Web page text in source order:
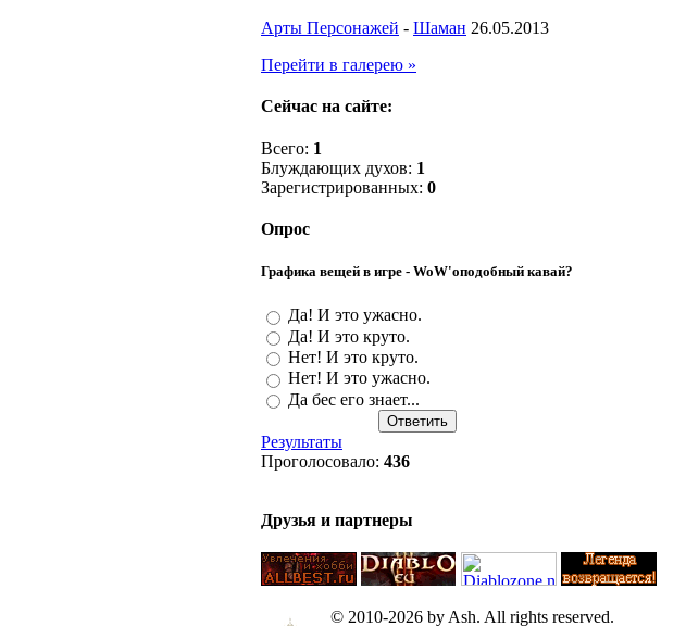
Арты Персонажей - Шаман 26.05.2013
Перейти в галерею »
Сейчас на сайте:
Всего: 1
Блуждающих духов: 1
Зарегистрированных: 0
Опрос
Графика вещей в игре - WoW'оподобный кавай?
Да! И это ужасно.
Да! И это круто.
Нет! И это круто.
Нет! И это ужасно.
Да бес его знает...
Результаты
Проголосовало: 436
Друзья и партнеры
© 2010-2026 by Ash. All rights reserved.